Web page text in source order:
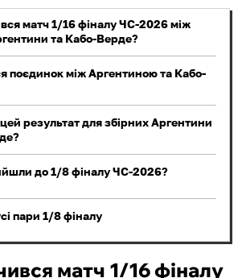
матч 1/16 фіналу ЧС-2026 між
та Кабо-Верде?
поєдинок між Аргентиною та Кабо-
результат для збірних Аргентини
до 1/8 фіналу ЧС-2026?
пари 1/8 фіналу
матч 1/16 фіналу